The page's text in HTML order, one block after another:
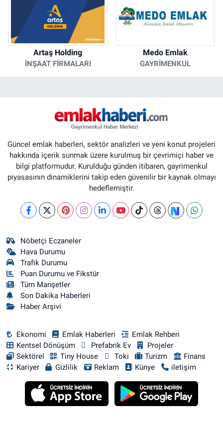
Artaş Holding
İNŞAAT FIRMALARI
Medo Emlak
GAYRIMENKUL
Güncel emlak haberleri, sektör analizleri ve yeni konut projeleri
hakkında içerik sunmak üzere kurulmuş bir çevrimiçi haber ve
bilgi platformudur. Kurulduğu günden itibaren, gayrimenkul
piyasasının dinamiklerini takip eden güvenilir bir kaynak olmayı
hedeflemiştir.
Nöbetçi Eczaneler
Hava Durumu
Trafik Durumu
Puan Durumu ve Fikstür
Tüm Manşetler
Son Dakika Haberleri
Haber Arşivi
Ekonomi Emlak Haberleri
Emlak Rehberi
Kentsel Dönüşüm
Prefabrik Ev
Projeler
Sektörel
Tiny House Toki Turizm
Finans
Kariyer
Gizlilik Reklam Künye iletişim